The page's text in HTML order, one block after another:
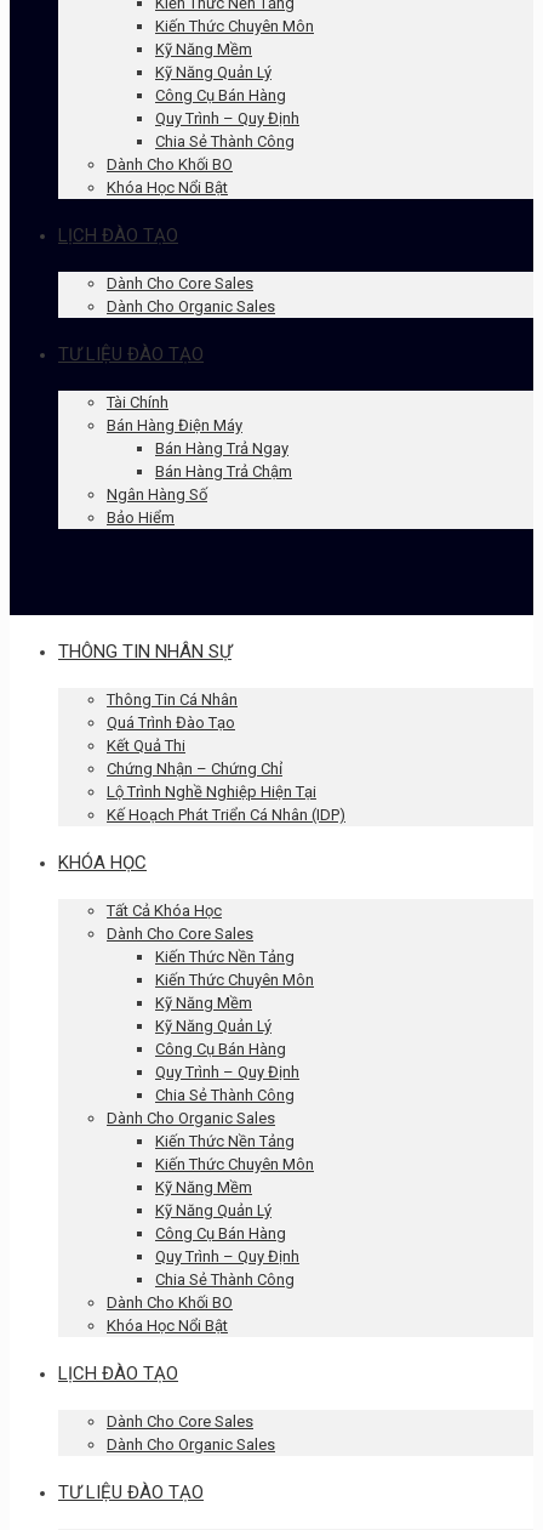
Kiến Thức Chuyên Môn
Kỹ Năng Mềm
Kỹ Năng Quản Lý
Công Cụ Bán Hàng
Quy Trình – Quy Định
Chia Sẻ Thành Công
Dành Cho Khối BO
Khóa Học Nổi Bật
LỊCH ĐÀO TẠO
Dành Cho Core Sales
Dành Cho Organic Sales
TƯ LIỆU ĐÀO TẠO
Tài Chính
Bán Hàng Điện Máy
Bán Hàng Trả Ngay
Bán Hàng Trả Chậm
Ngân Hàng Số
Bảo Hiểm
THÔNG TIN NHÂN SỰ
Thông Tin Cá Nhân
Quá Trình Đào Tạo
Kết Quả Thi
Chứng Nhận – Chứng Chỉ
Lộ Trình Nghề Nghiệp Hiện Tại
Kế Hoạch Phát Triển Cá Nhân (IDP)
KHÓA HỌC
Tất Cả Khóa Học
Dành Cho Core Sales
Kiến Thức Nền Tảng
Kiến Thức Chuyên Môn
Kỹ Năng Mềm
Kỹ Năng Quản Lý
Công Cụ Bán Hàng
Quy Trình – Quy Định
Chia Sẻ Thành Công
Dành Cho Organic Sales
Kiến Thức Nền Tảng
Kiến Thức Chuyên Môn
Kỹ Năng Mềm
Kỹ Năng Quản Lý
Công Cụ Bán Hàng
Quy Trình – Quy Định
Chia Sẻ Thành Công
Dành Cho Khối BO
Khóa Học Nổi Bật
LỊCH ĐÀO TẠO
Dành Cho Core Sales
Dành Cho Organic Sales
TƯ LIỆU ĐÀO TẠO